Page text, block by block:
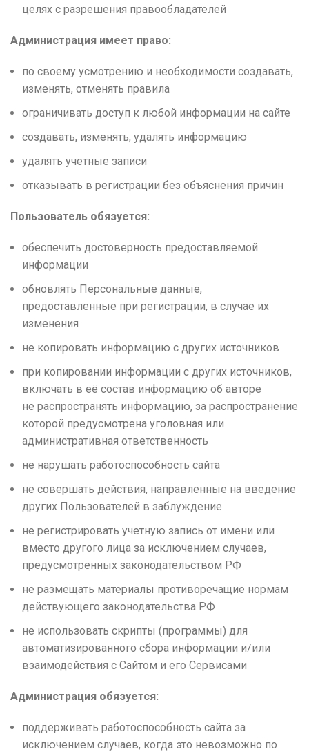
целях с разрешения правообладателей
Администрация имеет право:
по своему усмотрению и необходимости создавать,
изменять, отменять правила
ограничивать доступ к любой информации на сайте
создавать, изменять, удалять информацию
удалять учетные записи
отказывать в регистрации без объяснения причин
Пользователь обязуется:
обеспечить достоверность предоставляемой
информации
обновлять Персональные данные,
предоставленные при регистрации, в случае их
изменения
не копировать информацию с других источников
при копировании информации с других источников,
включать в её состав информацию об авторе
не распространять информацию, за распространение
которой предусмотрена уголовная или
административная ответственность
не нарушать работоспособность сайта
не совершать действия, направленные на введение
других Пользователей в заблуждение
не регистрировать учетную запись от имени или
вместо другого лица за исключением случаев,
предусмотренных законодательством РФ
не размещать материалы противоречащие нормам
действующего законодательства РФ
не использовать скрипты (программы) для
автоматизированного сбора информации и/или
взаимодействия с Сайтом и его Сервисами
Администрация обязуется:
поддерживать работоспособность сайта за
исключением случаев, когда это невозможно по